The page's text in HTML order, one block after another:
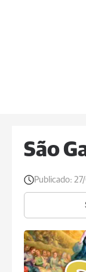
São
Publicado: